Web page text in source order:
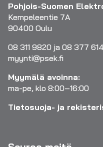
Pohjois-Suomen
Kempeleentie 7A
90400 Oulu
08 311 9820 ja 08 377 614
myynti@psek.fi
Myymälä avoinna:
ma-pe, klo 8:00–16:00
Tietosuoja- ja